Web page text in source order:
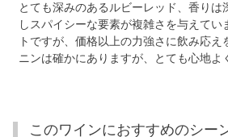
とても深みのあるルビーレッド、香りは
しスパイシーな要素が複雑さを与えてい
トですが、価格以上の力強さに飲み応え
ニンは確かにありますが、とても心地よ
このワインにおすすめのシー